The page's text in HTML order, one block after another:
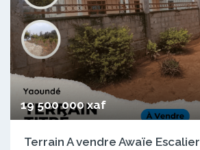
19 500 000 xaf
Terrain A vendre Awaïe Escalier